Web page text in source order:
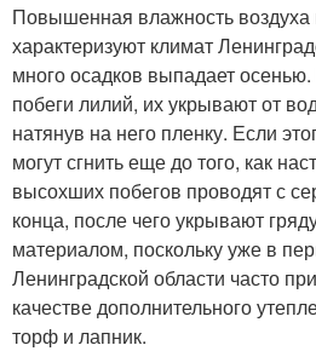
Повышенная влажность
характеризуют климат
много осадков выпадает
побеги лилий, их укрывают от
натянув на него пленку. Если
могут сгнить еще до того, как
высохших побегов проводят с
конца, после чего укрывают
материалом, поскольку уже в
Ленинградской области часто
качестве дополнительного
торф и лапник.